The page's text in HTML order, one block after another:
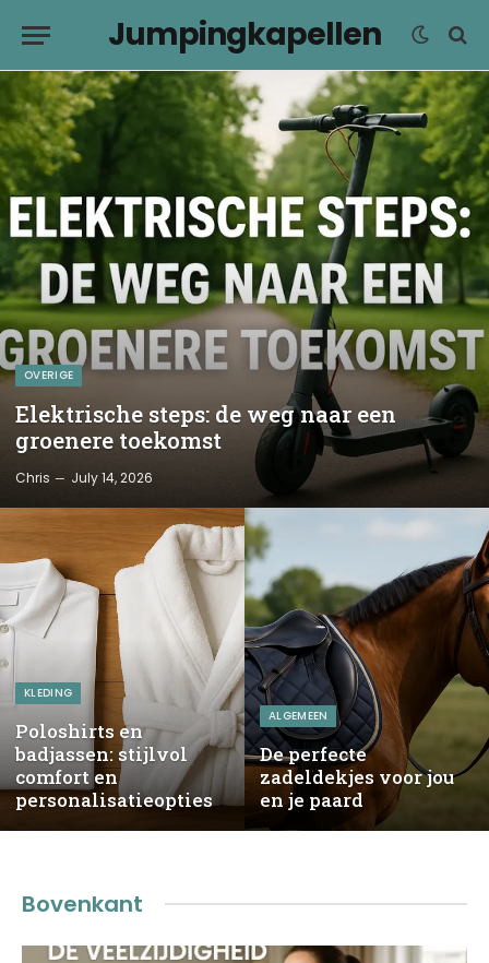
Jumpingkapellen
OVERIGE
Elektrische steps: de weg naar een
groenere toekomst
Chris July 14, 2026
KLEDING
Poloshirts en
badjassen: stijlvol
comfort en
personalisatieopties
ALGEMEEN
De perfecte
zadeldekjes voor jou
en je paard
Bovenkant